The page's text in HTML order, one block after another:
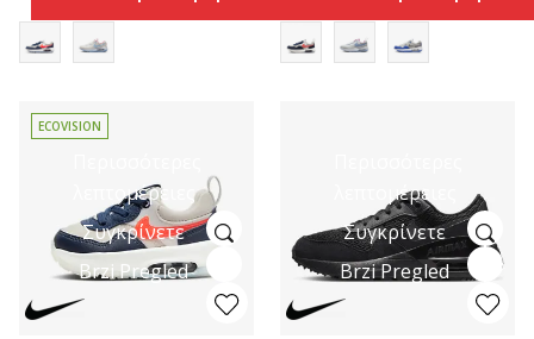
λεπτομέρειες
Συγκρίνετε
Brzi Pregled
ECOVISION
λεπτομέρειες
Συγκρίνετε
Brzi Pregled